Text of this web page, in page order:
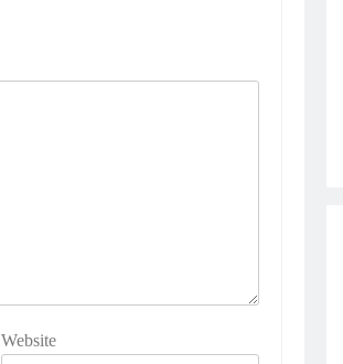
Website